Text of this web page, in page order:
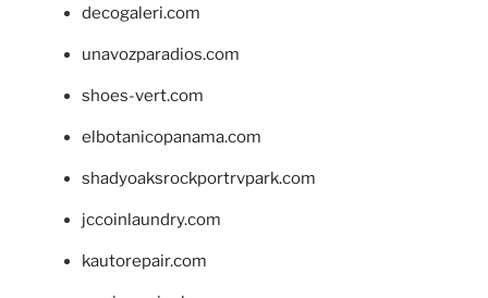
decogaleri.com
unavozparadios.com
shoes-vert.com
elbotanicopanama.com
shadyoaksrockportrvpark.com
jccoinlaundry.com
kautorepair.com